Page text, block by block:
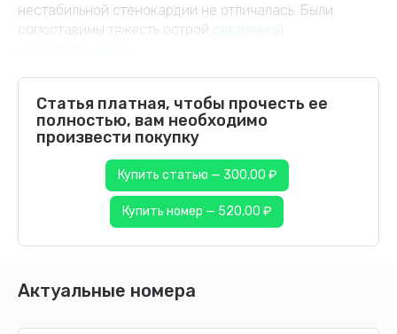
нестабильной стенокардии не отличалась. Были
сопоставимы тяжесть острой сердечной
Статья платная, чтобы прочесть ее
полностью, вам необходимо
произвести покупку
Купить статью — 300,00 ₽
Купить номер — 520,00 ₽
Актуальные номера